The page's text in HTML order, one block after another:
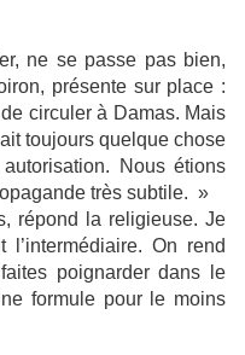
ne se passe pas bien,
présente sur place :
circuler à Damas. Mais
toujours quelque chose
Nous étions
très subtile. »
répond la religieuse. Je
l’intermédiaire. On rend
poignarder dans le
formule pour le moins